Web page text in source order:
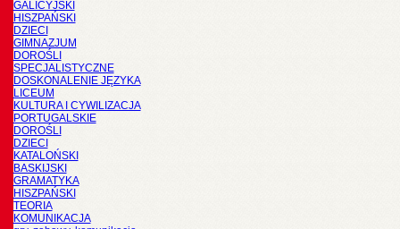
GALICYJSKI
HISZPAŃSKI
DZIECI
GIMNAZJUM
DOROŚLI
SPECJALISTYCZNE
DOSKONALENIE JĘZYKA
LICEUM
KULTURA I CYWILIZACJA
PORTUGALSKIE
DOROŚLI
DZIECI
KATALOŃSKI
BASKIJSKI
GRAMATYKA
HISZPAŃSKI
TEORIA
KOMUNIKACJA